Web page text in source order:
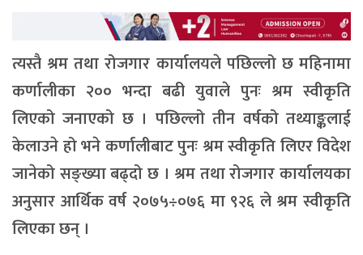
त्यस्तै श्रम तथा रोजगार कार्यालयले पछिल्लो छ महिनामा
कर्णालीका २०० भन्दा बढी युवाले पुनः श्रम स्वीकृति
लिएको जनाएको छ । पछिल्लो तीन वर्षको तथ्याङ्कलाई
केलाउने हो भने कर्णालीबाट पुनः श्रम स्वीकृति लिएर विदेश
जानेको सङ्ख्या बढ्दो छ । श्रम तथा रोजगार कार्यालयका
अनुसार आर्थिक वर्ष २०७५÷०७६ मा ९२६ ले श्रम स्वीकृति
लिएका छन् ।